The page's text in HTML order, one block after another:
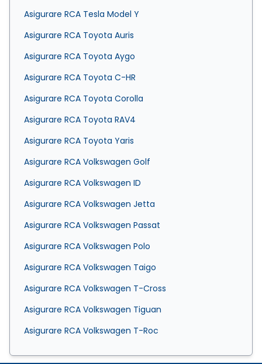
Asigurare RCA Tesla Model Y
Asigurare RCA Toyota Auris
Asigurare RCA Toyota Aygo
Asigurare RCA Toyota C-HR
Asigurare RCA Toyota Corolla
Asigurare RCA Toyota RAV4
Asigurare RCA Toyota Yaris
Asigurare RCA Volkswagen Golf
Asigurare RCA Volkswagen ID
Asigurare RCA Volkswagen Jetta
Asigurare RCA Volkswagen Passat
Asigurare RCA Volkswagen Polo
Asigurare RCA Volkswagen Taigo
Asigurare RCA Volkswagen T-Cross
Asigurare RCA Volkswagen Tiguan
Asigurare RCA Volkswagen T-Roc